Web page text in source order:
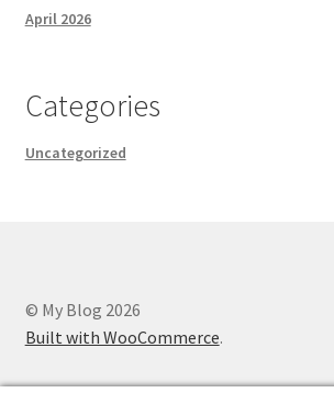
April 2026
Categories
Uncategorized
© My Blog 2026
Built with WooCommerce.